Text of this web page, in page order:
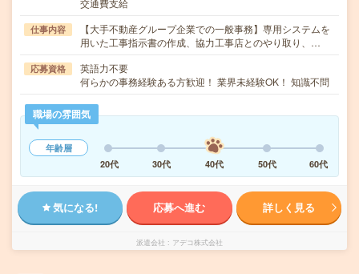
交通費支給
仕事内容
【大手不動産グループ企業での一般事務】専用システムを
用いた工事指示書の作成、協力工事店とのやり取り、…
応募資格
英語力不要
何らかの事務経験ある方歓迎！ 業界未経験OK！ 知識不問
職場の雰囲気
年齢層
20代
30代 40代 50代 60代
気になる! 応募へ進む 詳しく見る
派遣会社 アデコ株式会社